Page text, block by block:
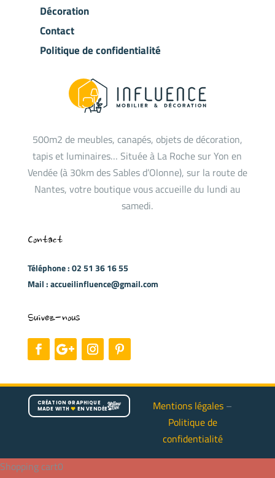
Décoration
Contact
Politique de confidentialité
500m2 de meubles, canapés, objets de décoration,
tapis et luminaires… Située à La Roche sur Yon en
Vendée (à 30km des Sables d’Olonne), sur la route de
Nantes, votre boutique vous accueille du lundi au
samedi.
Contact
Téléphone : 02 51 36 16 55
Mail : accueilinfluence@gmail.com
Suivez-nous
CRÉATION GRAPHIQUE
MADE WITH♥ EN VENDÉE Mentions légales –
Politique de
confidentialité
Shopping cart0